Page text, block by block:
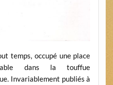
temps, occupé une place
dans la touffue
Invariablement publiés à